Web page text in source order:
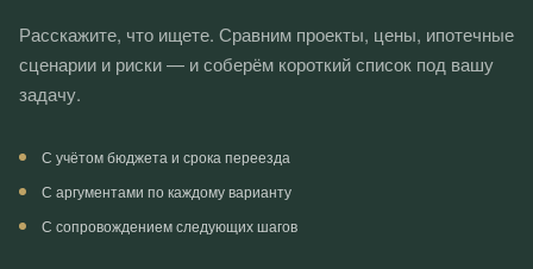
Расскажите, что ищете. Сравним проекты, цены, ипотечные
сценарии и риски — и соберём короткий список под вашу
задачу.
С учётом бюджета и срока переезда
С аргументами по каждому варианту
С сопровождением следующих шагов